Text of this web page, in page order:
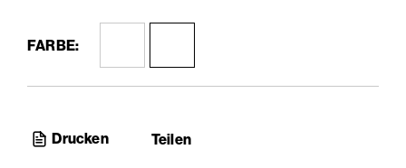
FARBE:
Drucken Teilen